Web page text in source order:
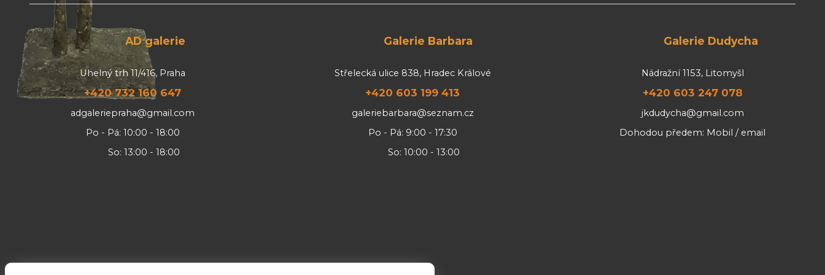
AD galerie
Uhelný trh 11/416, Praha
+420 732 160 647
adgaleriepraha@gmail.com
Po - Pá: 10:00 - 18:00
So: 13:00 - 18:00
Galerie Barbara
Střelecká ulice 838, Hradec Králové
+420 603 199 413
galeriebarbara@seznam.cz
Po - Pá: 9:00 - 17:30
So: 10:00 - 13:00
Galerie Dudycha
Nádražní 1153, Litomyšl
+420 603 247 078
jkdudycha@gmail.com
Dohodou předem: Mobil / email